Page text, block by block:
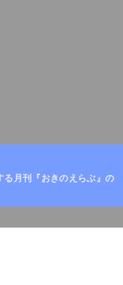
る月刊『おきのえらぶ』の